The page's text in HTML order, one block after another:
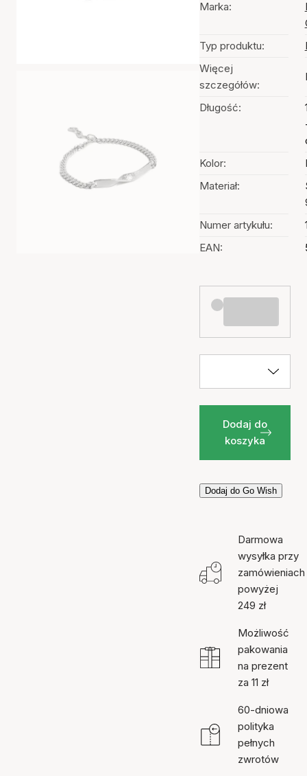
Marka:
Typ produktu:
Więcej
szczegółów:
Długość:
Kolor:
Materiał:
Numer artykułu:
EAN:
Dodaj do
koszyka
Dodaj do Go Wish
Darmowa
wysyłka przy
zamówieniach
powyżej
249 zł
Możliwość
pakowania
na prezent
za 11 zł
60-dniowa
polityka
pełnych
zwrotów